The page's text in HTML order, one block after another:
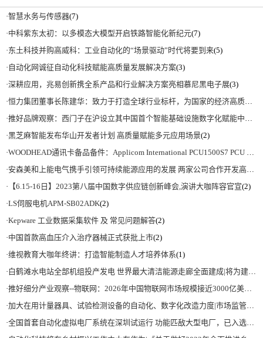
·智慧水务与传感器(7)
·中科紫东太初：以多模态大模型开启铁路智能化新纪元(7)
·东土科技并购高威科：工业自动化的“场景驱动”时代将要到来(5)
· 自动化网诚征自动化科技赋能高质量发展解决方案(3)
·深耕应用，兆易创新携全系产品和行业解决方案亮相慕尼黑电子展(3)
·恒力集团董事长陈建华：致力于打造全球行业标杆，为国家的经济高质量发展贡献更大力量|上海电气集团党委书记、董事长吴磊来访
·推好品牌观察：西门子在沪设立其中国首个智能基础设施数字化赋能中心
·黑芝麻智能发布华山开发者计划 高质量赋能多元应用场景(2)
·WOODHEAD通讯卡备品备件：Applicom International PCU1500S7 PCU 1500 S7 V4.5.0
·安森美和上能电气携手引领可持续能源应用的发展 两家公司合作开发高性能储能和太阳能组串式逆变器方案 以实现可持续的未来
· 【6.15-16日】2023第八届中国数字供应链创新峰会,演讲大咖阵容官宣(2)
·LS伺服电机APM-SB02ADK(2)
·Kepware 工业数据采集软件 及 常见问题解答(2)
·中国首款高血压介入治疗器械正式获批上市(2)
·维视教育大咖年终讲：打造智能制造人才培养体系(1)
·白鹤滩水电站全部机组投产发电 世界最大清洁能源走廊全面建成|将为建设新型能源体系、保障国家能源安全、实现“双碳”目标提供有力支撑
·推好细分产业观察--物联网：2026年中国物联网市场规模接近3000亿美元 智慧工厂、智慧城市、智慧电网等将占60%以上
·加大在用计量器具、试验检测设备的自动化、数字化改造力度|市场监管总局 工业和信息化部 关于促进企业计量能力提升的指导意见
·全国首套自动化虚拟电厂系统在深圳试运行 功能匹敌大型电厂，已入选国际典型案例